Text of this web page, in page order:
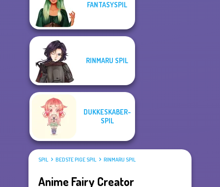
FANTASYSPIL
RINMARU SPIL
DUKKESKABER-
SPIL
SPIL BEDSTE PIGE SPIL RINMARU SPIL
Anime Fairy Creator